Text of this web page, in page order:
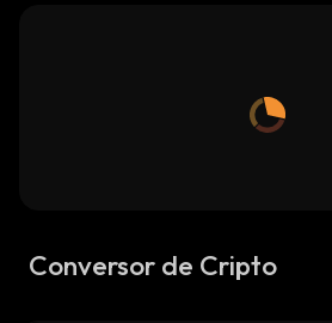
Conversor de Cripto